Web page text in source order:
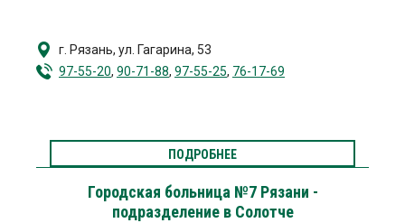
г. Рязань, ул. Гагарина, 53
97-55-20, 90-71-88, 97-55-25, 76-17-69
ПОДРОБНЕЕ
Городская больница №7 Рязани -
подразделение в Солотче